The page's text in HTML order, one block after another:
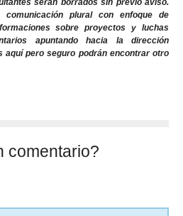
plural con enfoque de
sobre proyectos y luchas
apuntando hacia la dirección
aquí pero seguro podrán encontrar otro
comentario?